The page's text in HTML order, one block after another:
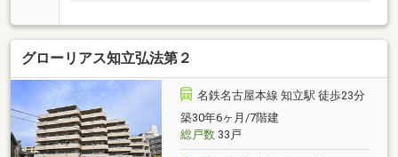
グローリアス知立弘法第２
名鉄名古屋本線 知立駅 徒歩23分
築30年6ヶ月/7階建
総戸数33戸